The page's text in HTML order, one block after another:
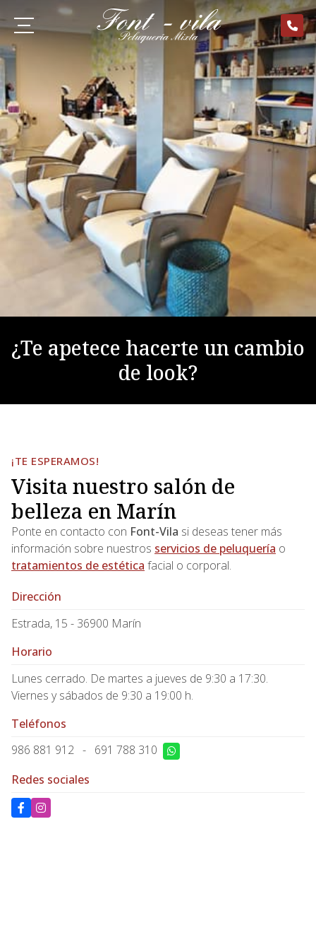
Peluquería
Estética
¿Te apetece hacerte un cambio
de look?
¡TE ESPERAMOS!
Visita nuestro salón de
belleza en Marín
Ponte en contacto con Font-Vila si deseas tener más
información sobre nuestros servicios de peluquería o
tratamientos de estética facial o corporal.
Dirección
Estrada, 15 - 36900 Marín
Horario
Lunes cerrado. De martes a jueves de 9:30 a 17:30.
Viernes y sábados de 9:30 a 19:00 h.
Teléfonos
986 881 912 - 691 788 310
Redes sociales